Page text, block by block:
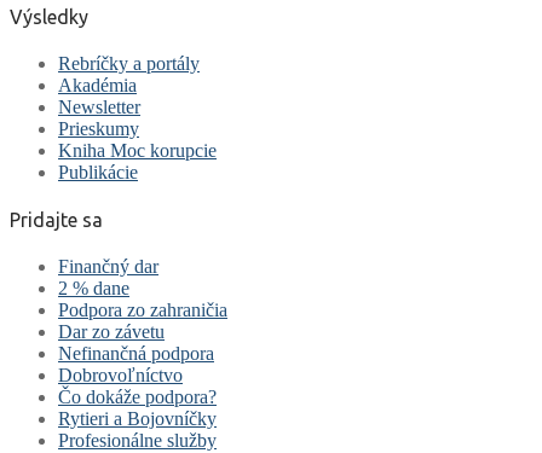
Výsledky
Rebríčky a portály
Akadémia
Newsletter
Prieskumy
Kniha Moc korupcie
Publikácie
Pridajte sa
Finančný dar
2 % dane
Podpora zo zahraničia
Dar zo závetu
Nefinančná podpora
Dobrovoľníctvo
Čo dokáže podpora?
Rytieri a Bojovníčky
Profesionálne služby